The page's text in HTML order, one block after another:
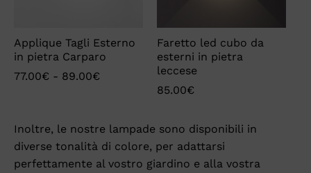
Applique Tagli Esterno
in pietra Carparo
77.00€ - 89.00€
Faretto led cubo da
esterni in pietra
leccese
85.00€
Inoltre, le nostre lampade sono disponibili in
diverse tonalità di colore, per adattarsi
perfettamente al vostro giardino e alla vostra